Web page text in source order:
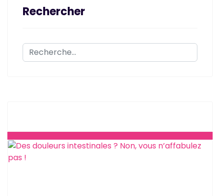
Rechercher
Rechercher